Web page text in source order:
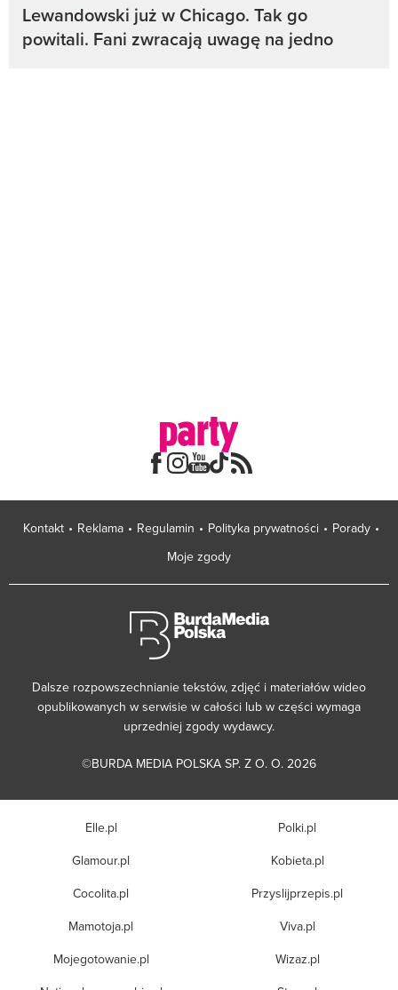
Lewandowski już w Chicago. Tak go
powitali. Fani zwracają uwagę na jedno
Kontakt Reklama Regulamin Polityka prywatności
Porady
Moje zgody
Dalsze rozpowszechnianie tekstów, zdjęć i materiałów wideo
opublikowanych w serwisie w całości lub w części wymaga
uprzedniej zgody wydawcy.
©BURDA MEDIA POLSKA SP. Z O. O. 2026
Elle.pl
Glamour.pl
Cocolita.pl
Mamotoja.pl
Mojegotowanie.pl
Polki.pl
Kobieta.pl
Przyslijprzepis.pl
Viva.pl
Wizaz.pl